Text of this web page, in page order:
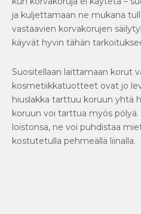
ja kuljettamaan ne mukana
vastaavien korvakorujen
käyvät hyvin tähän
Suositellaan laittamaan korut
kosmetiikkatuotteet ovat jo
hiuslakka tarttuu koruun yhtä
koruun voi tarttua myös
loistonsa, ne voi puhdistaa
kostutetulla pehmeällä liinalla.